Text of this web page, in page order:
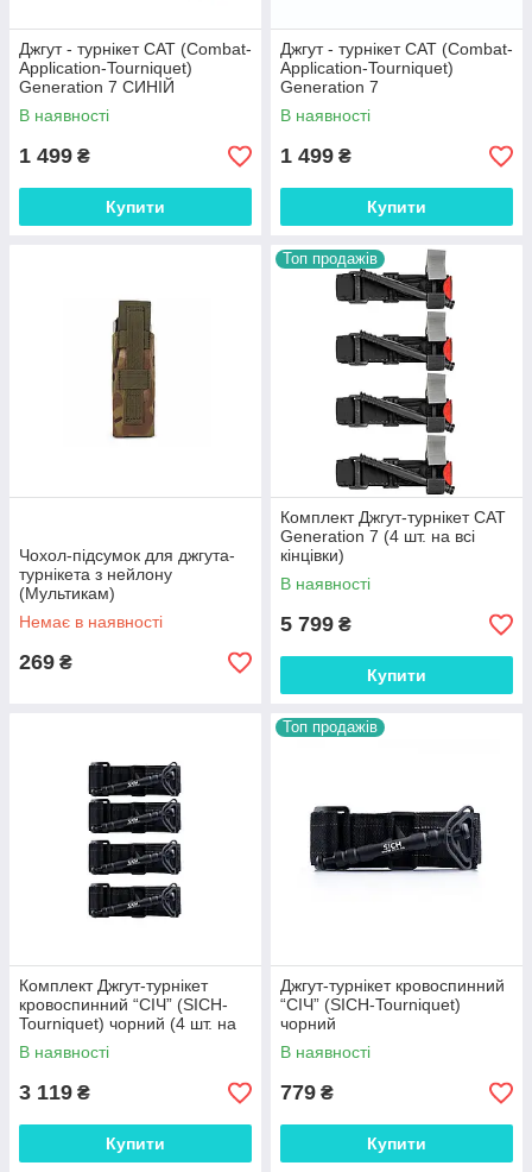
Джгут - турнікет CAT (Combat-
Application-Tourniquet)
Generation 7 СИНІЙ
В наявності
1 499 ₴
Купити
Джгут - турнікет CAT (Combat-
Application-Tourniquet)
Generation 7
ПОМАРАНЧЕВИЙ
В наявності
1 499 ₴
Купити
Чохол-підсумок для джгута-
турнікета з нейлону
(Мультикам)
Немає в наявності
269 ₴
Топ продажів
Комплект Джгут-турнікет CAT
Generation 7 (4 шт. на всі
кінцівки)
В наявності
5 799 ₴
Купити
Комплект Джгут-турнікет
кровоспинний “СІЧ” (SICH-
Tourniquet) чорний (4 шт. на
всі кінцівки)
В наявності
3 119 ₴
Купити
Топ продажів
Джгут-турнікет кровоспинний
“СІЧ” (SICH-Tourniquet)
чорний
В наявності
779 ₴
Купити